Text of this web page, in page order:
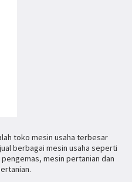
toko mesin usaha terbesar
berbagai mesin usaha seperti
mesin pertanian dan